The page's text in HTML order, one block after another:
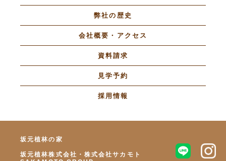
弊社の歴史
会社概要・アクセス
資料請求
見学予約
採用情報
坂元植林の家
坂元植林株式会社・株式会社サカモト